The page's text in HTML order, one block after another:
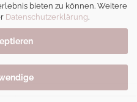
bieten zu können. Weitere
Datenschutzerklärung.